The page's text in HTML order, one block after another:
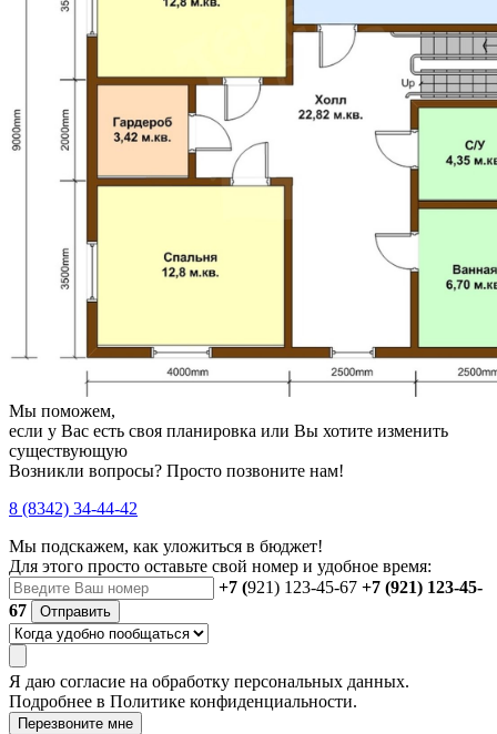
Мы поможем,
если у Вас есть своя планировка или Вы хотите изменить
существующую
Возникли вопросы? Просто позвоните нам!
8 (8342) 34-44-42
Мы подскажем, как уложиться в бюджет!
Для этого просто оставьте свой номер и удобное время:
+7 (921) 123-45-67 +7 (921) 123-45-
67
Отправить
Я даю согласие на обработку персональных данных.
Подробнее в Политике конфиденциальности.
Перезвоните мне